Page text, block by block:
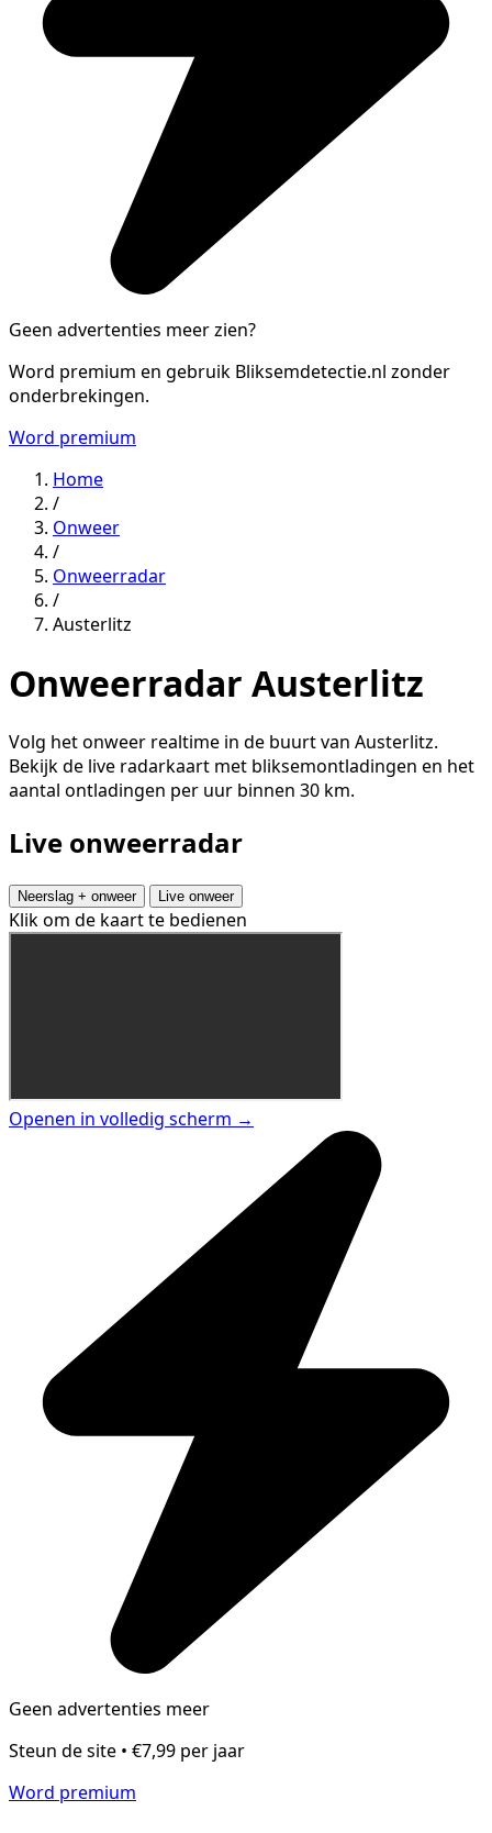
Geen advertenties meer zien?
Word premium en gebruik Bliksemdetectie.nl zonder
onderbrekingen.
Word premium
Home
/
Onweer
/
Onweerradar
/
Austerlitz
Onweerradar Austerlitz
Volg het onweer realtime in de buurt van Austerlitz.
Bekijk de live radarkaart met bliksemontladingen en het
aantal ontladingen per uur binnen 30 km.
Live onweerradar
Neerslag + onweer Live onweer
Klik om de kaart te bedienen
Openen in volledig scherm →
Geen advertenties meer
Steun de site • €7,99 per jaar
Word premium